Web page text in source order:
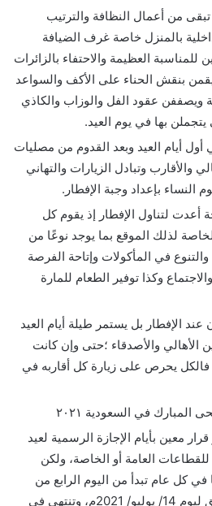
من أعمال النظافة والترتيب
بالمنزل خاصة غرف الضيافة
للمناسبة العظيمة والاحتفاء بالزائرات
بنقش الحناء على الأكف والسواعد
ويصففن عقود الفل والوزاب والكاذي
يتجملن بها في يوم العيد.
أيام العيد وبعد القدوم من مصليات
والأقارب وتبادل الزيارات والتهاني
النساء بإعداد وجبة الإفطار.
أعدت لتناول الإفطار إذ يقوم كل
لذلك الموقع بما يوجد نوعًا من
والتنوع في المأكولات وإتاحة الفرصة
وكذا توفير الطعام للمارة
عند الإفطار بل يستمر طيلة أيام العيد
الأهالي والأصدقاء ؛حتى وإن كانت
فالكل يحرص على زيارة كل أقاربه في
المبارك في السعودية ٢٠٢١
معين بأيام الإجازة الرسمية لعيد
العامة أو الخاصة، ولكن
في كل عام تبدأ من اليوم الرابع من
شهر ذي الحجة الموافق ليوم 14/ يوليو/ 2021م، وتنتهي في